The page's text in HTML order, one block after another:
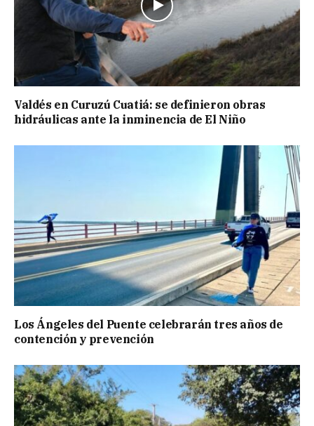
Valdés en Curuzú Cuatiá: se definieron obras
hidráulicas ante la inminencia de El Niño
Los Ángeles del Puente celebrarán tres años de
contención y prevención